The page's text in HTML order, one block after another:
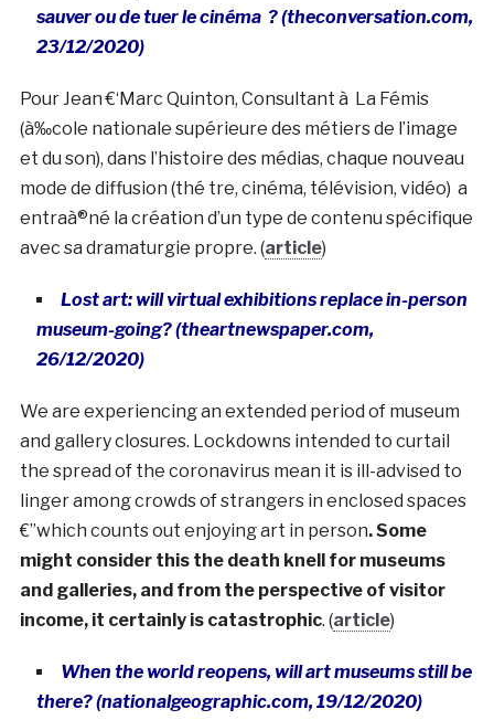
sauver ou de tuer le cinéma ? (theconversation.com,
23/12/2020)
Pour Jean €‘Marc Quinton, Consultant à La Fémis
(à‰cole nationale supérieure des métiers de l’image
et du son), dans l’histoire des médias, chaque nouveau
mode de diffusion (thé tre, cinéma, télévision, vidéo) a
entraà®né la création d’un type de contenu spécifique
avec sa dramaturgie propre. (article)
Lost art: will virtual exhibitions replace in-person
museum-going? (theartnewspaper.com,
26/12/2020)
We are experiencing an extended period of museum
and gallery closures. Lockdowns intended to curtail
the spread of the coronavirus mean it is ill-advised to
linger among crowds of strangers in enclosed spaces
€”which counts out enjoying art in person. Some
might consider this the death knell for museums
and galleries, and from the perspective of visitor
income, it certainly is catastrophic. (article)
When the world reopens, will art museums still be
there? (nationalgeographic.com, 19/12/2020)